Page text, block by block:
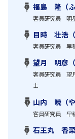
福島 隆（
客員研究員 明
目時 壮浩
客員研究員 早
望月 明彦（
客員研究員 望
士
山内 暁（
客員研究員 早
石王丸 香菜